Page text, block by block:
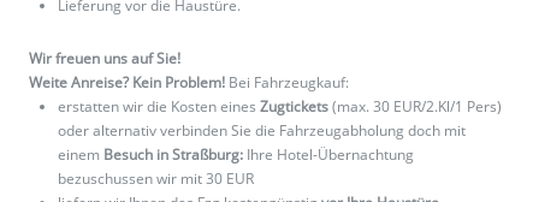
Lieferung vor die Haustüre.
Wir freuen uns auf Sie!
Weite Anreise? Kein Problem! Bei Fahrzeugkauf:
erstatten wir die Kosten eines Zugtickets(max. 30 EUR/2.Kl/1 Pers)
oder alternativ verbinden Sie die Fahrzeugabholung doch mit
einem Besuch in Straßburg: Ihre Hotel-Übernachtung
bezuschussen wir mit 30 EUR